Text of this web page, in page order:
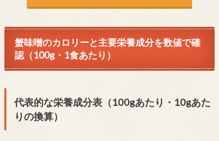
蟹味噌のカロリーと主要栄養成分を数値で確
認（100g・1食あたり）
代表的な栄養成分表（100gあたり・10gあた
りの換算）